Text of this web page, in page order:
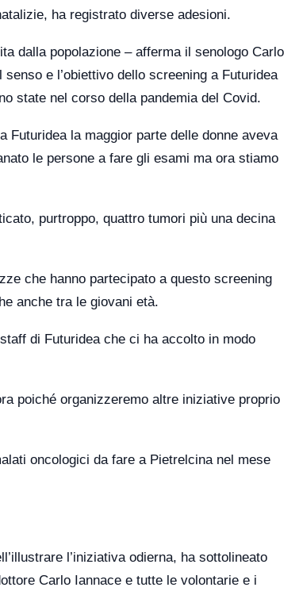
ha registrato diverse adesioni.
dalla popolazione – afferma il senologo Carlo
e l’obiettivo dello screening a Futuridea
state nel corso della pandemia del Covid.
Futuridea la maggior parte delle donne aveva
le persone a fare gli esami ma ora stiamo
purtroppo, quattro tumori più una decina
che hanno partecipato a questo screening
anche tra le giovani età.
di Futuridea che ci ha accolto in modo
poiché organizzeremo altre iniziative proprio
oncologici da fare a Pietrelcina nel mese
l’iniziativa odierna, ha sottolineato
Carlo Iannace e tutte le volontarie e i